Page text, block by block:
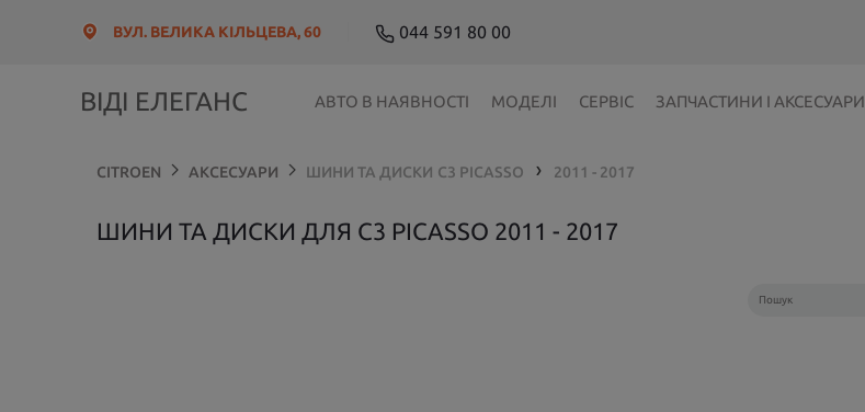
ВУЛ. ВЕЛИКА КІЛЬЦЕВА, 60 044 591 80 00
ВІДІ ЕЛЕГАНС АВТО В НАЯВНОСТІ МОДЕЛІ СЕРВІС ЗАПЧАСТИНИ І АКСЕСУАРИ
CITROEN АКСЕСУАРИ ШИНИ ТА ДИСКИ C3 PICASSO ❯ 2011 - 2017
ШИНИ ТА ДИСКИ ДЛЯ C3 PICASSO 2011 - 2017